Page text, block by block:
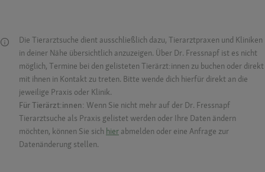
Die Tierarztsuche dient ausschließlich dazu, Tierarztpraxen und Kliniken
in deiner Nähe übersichtlich anzuzeigen. Über Dr. Fressnapf ist es nicht
möglich, Termine bei den gelisteten Tierärzt:innen zu buchen oder direkt
mit ihnen in Kontakt zu treten. Bitte wende dich hierfür direkt an die
jeweilige Praxis oder Klinik.
Für Tierärzt:innen: Wenn Sie nicht mehr auf der Dr. Fressnapf
Tierarztsuche als Praxis gelistet werden oder Ihre Daten ändern
möchten, können Sie sich hier abmelden oder eine Anfrage zur
Datenänderung stellen.